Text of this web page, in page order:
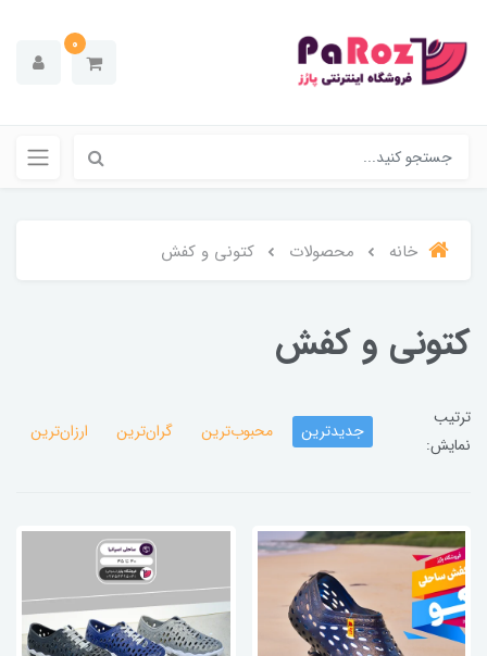
0
خانه محصولات کتونی و کفش
کتونی و کفش
ترتیب
نمایش:
جدیدترین محبوب‌ترین گران‌ترین ارزان‌ترین